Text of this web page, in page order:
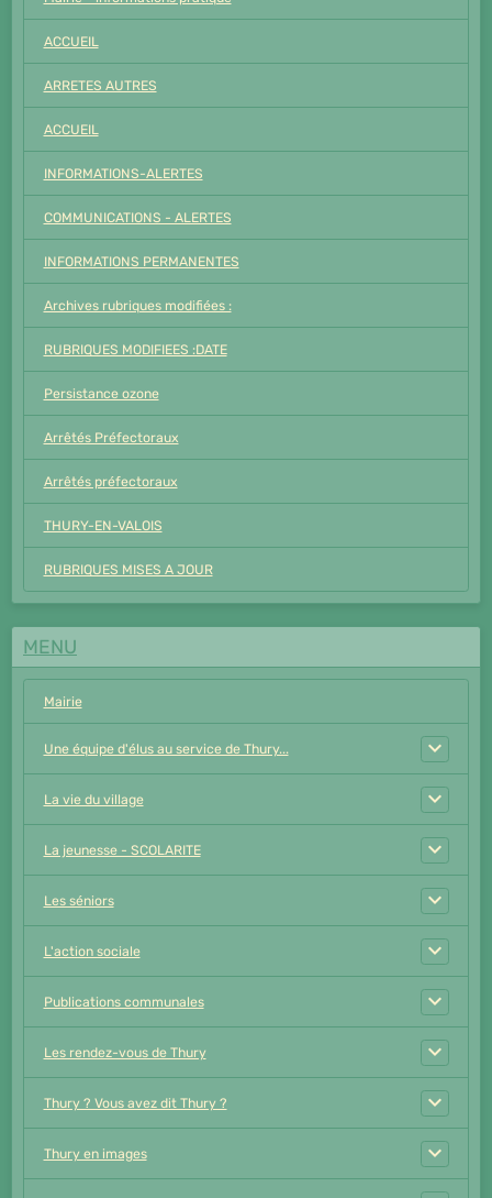
ACCUEIL
ARRETES AUTRES
ACCUEIL
INFORMATIONS-ALERTES
COMMUNICATIONS - ALERTES
INFORMATIONS PERMANENTES
Archives rubriques modifiées :
RUBRIQUES MODIFIEES :DATE
Persistance ozone
Arrêtés Préfectoraux
Arrêtés préfectoraux
THURY-EN-VALOIS
RUBRIQUES MISES A JOUR
MENU
Mairie
Une équipe d'élus au service de Thury...
La vie du village
La jeunesse - SCOLARITE
Les séniors
L'action sociale
Publications communales
Les rendez-vous de Thury
Thury ? Vous avez dit Thury ?
Thury en images